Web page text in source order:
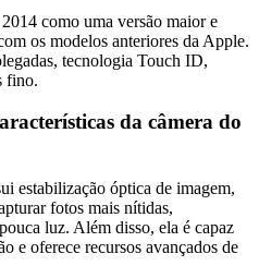
como uma versão maior e
os modelos anteriores da Apple.
tecnologia Touch ID,
fino.
da câmera do
estabilização óptica de imagem,
fotos mais nítidas,
luz. Além disso, ela é capaz
e oferece recursos avançados de